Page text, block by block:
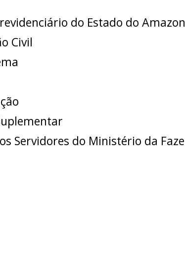
do Estado do
Civil
Servidores do Ministério da